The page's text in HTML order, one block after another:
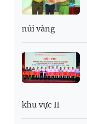
núi vàng
khu vực II